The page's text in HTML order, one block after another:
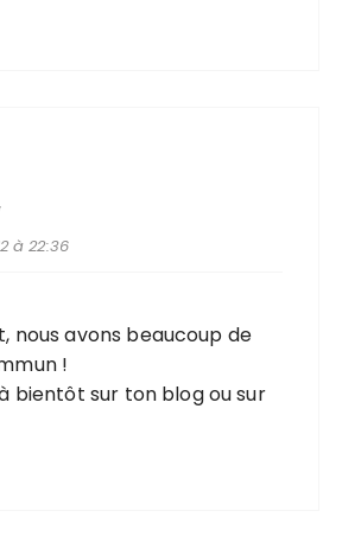
à 22:36
nous avons beaucoup de
!
bientôt sur ton blog ou sur